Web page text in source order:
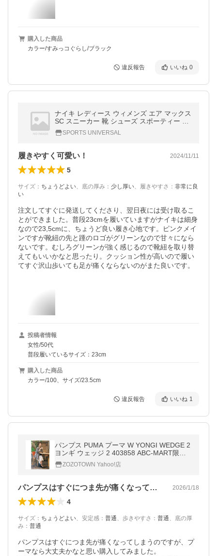
購入した商品
カラー/すみっコぐらし/ブラック
違反報告 いいね 0
ナイキ レディース ウィメンズ エア マックス
SC スニーカー 靴 シューズ スポーティー カ
ジュアル ブランド FQ6795100
SPORTS UNIVERSAL
履きやすく可愛い！ 2024/11/11
5
サイズ ： ちょうどよい、 底の厚み ： 少し厚い、 履きやすさ ： 非常に良
い
注文してすぐに発送してくださり、翌日夜には受け取るこ
とができました。普段23cmを履いていますがナイキは細身
なので23,5cmに、ちょうど良い履き心地です。ピンクメイ
ンですが靴紐の先と踵のロゴがグリーンなので甘々になら
ないです。むしろグリーンが強く感じるので靴紐を取り替
えてもいいかなと思ったり。クッション性が高いので履い
投稿者情報
女性/50代
普段履いているサイズ：23cm
購入した商品
カラー/100、サイズ/23.5cm
違反報告 いいね 1
パンプス PUMA プーマ W YONGI WEDGE 2
ヨンギ ウェッジ 2 403858 ABC-MART限定 *
01BK/BK
ZOZOTOWN Yahoo!店
パンプスはすぐにつま先が痛くなってしま… 2026/1/18
4
サイズ ： ちょうどよい、 安定感 ： 普通、 歩きやすさ ： 普通、 底の厚
み ： 普通
パンプスはすぐにつま先が痛くなってしまうのですが、プ
ーマなら大丈夫かなと思い購入してみました。